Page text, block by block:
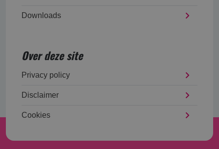
Downloads
Over deze site
Privacy policy
Disclaimer
Cookies